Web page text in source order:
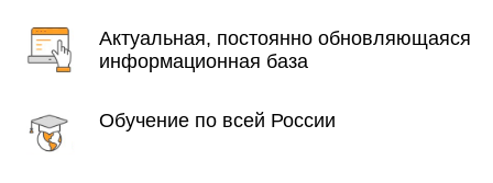
Актуальная, постоянно обновляющаяся
информационная база
Обучение по всей России